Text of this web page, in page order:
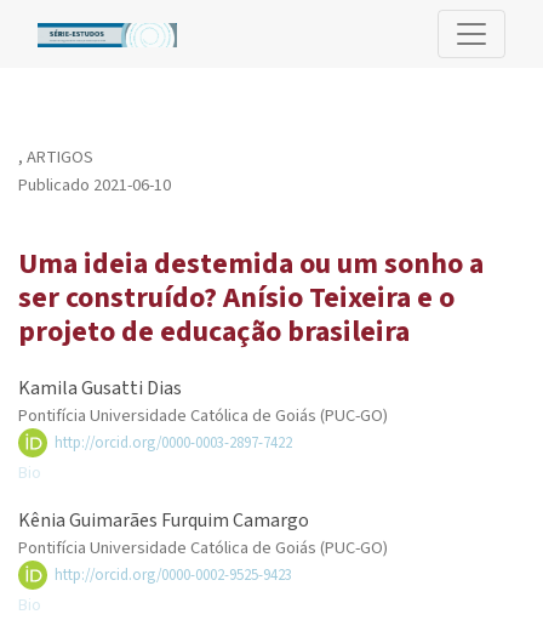
Uma ideia destemida ou um sonho a ser construído? Anísio
,ARTIGOS
Uma ideia destemida ou um sonho a
ser construído? Anísio Teixeira e o
projeto de educação brasileira
Publicado 2021-06-10
Kamila Gusatti Dias
Pontifícia Universidade Católica de Goiás (PUC-GO)
http://orcid.org/0000-0003-2897-7422
Bio
Kênia Guimarães Furquim Camargo
Pontifícia Universidade Católica de Goiás (PUC-GO)
http://orcid.org/0000-0002-9525-9423
Bio